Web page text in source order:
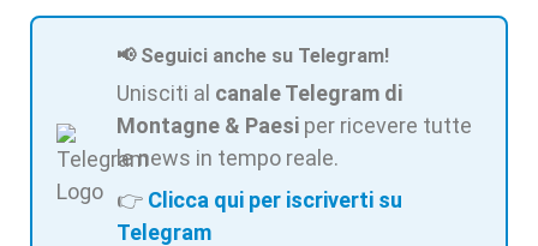
📢 Seguici anche su Telegram!
Unisciti al canale Telegram di
Montagne & Paesi per ricevere tutte
le news in tempo reale.
👉 Clicca qui per iscriverti su
Telegram